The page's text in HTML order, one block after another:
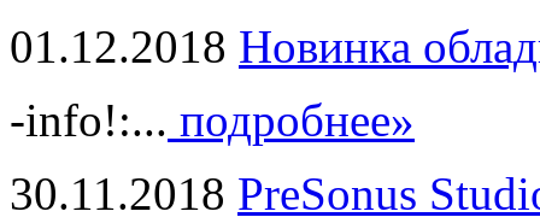
01.12.2018 Новинка
-info!:... подробнее»
30.11.2018 PreSonus